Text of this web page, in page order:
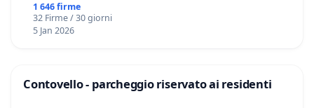
1 646 firme
32 Firme / 30 giorni
5 Jan 2026
Contovello - parcheggio riservato ai residenti